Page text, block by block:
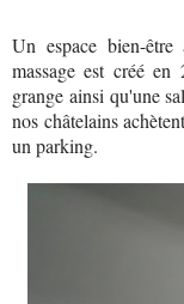
Un espace bien-
massage est créé en
grange ainsi qu'une
nos châtelains
un parking.